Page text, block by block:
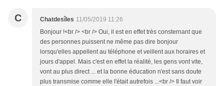
C Chatdesîles 11/05/2019 11:26
Bonjour !<br /> <br /> Oui, il est en effet très consternant que
des personnes puissent ne même pas dire bonjour
lorsqu'elles appellent au téléphone et veillent aux horaires et
jours d'appel. Mais c'est en effet la réalité, les gens vont vite,
vont au plus direct ... et la bonne éducation n'est sans doute
plus transmise comme elle l'était autrefois ...<br /> Il faut voir